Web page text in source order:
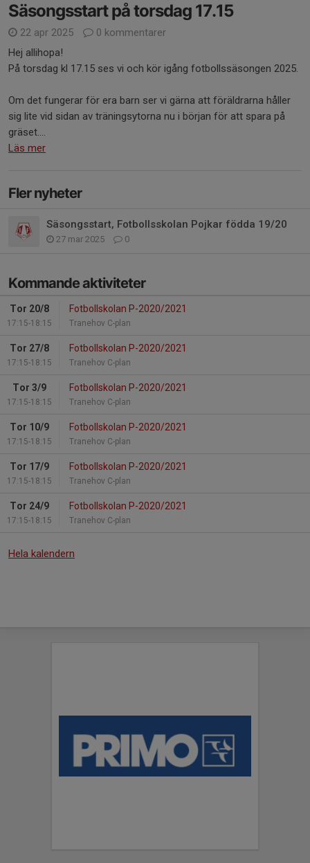
Säsongsstart på torsdag 17.15
22 apr 2025
0 kommentarer
Hej allihopa!
På torsdag kl 17.15 ses vi och kör igång fotbollssäsongen 2025.
Om det fungerar för era barn ser vi gärna att föräldrarna håller
sig lite vid sidan av träningsytorna nu i början för att spara på
gräset....
Läs mer
Fler nyheter
Säsongsstart, Fotbollsskolan Pojkar födda 19/20
27 mar 2025 0
Kommande aktiviteter
Tor 20/8
17:15-18:15
Fotbollskolan P-2020/2021
Tranehov C-plan
Tor 27/8
17:15-18:15
Fotbollskolan P-2020/2021
Tranehov C-plan
Tor 3/9
17:15-18:15
Fotbollskolan P-2020/2021
Tranehov C-plan
Tor 10/9
17:15-18:15
Fotbollskolan P-2020/2021
Tranehov C-plan
Tor 17/9
17:15-18:15
Fotbollskolan P-2020/2021
Tranehov C-plan
Tor 24/9
17:15-18:15
Fotbollskolan P-2020/2021
Tranehov C-plan
Hela kalendern